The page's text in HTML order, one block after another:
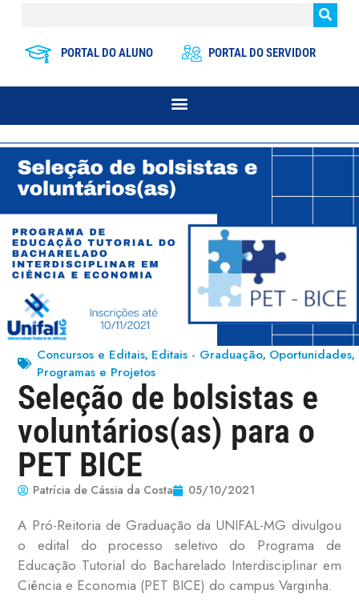
PORTAL DO ALUNO PORTAL DO SERVIDOR
Concursos e Editais, Editais - Graduação, Oportunidades,
Programas e Projetos
Seleção de bolsistas e
voluntários(as) para o
PET BICE
Patrícia de Cássia da Costa 05/10/2021
A Pró-Reitoria de Graduação da UNIFAL-MG divulgou
o edital do processo seletivo do Programa de
Educação Tutorial do Bacharelado Interdisciplinar em
Ciência e Economia (PET BICE) do campus Varginha.